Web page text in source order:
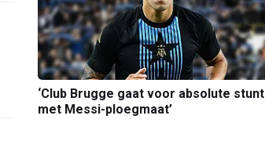
‘Club Brugge gaat voor absolute stunt
met Messi-ploegmaat’